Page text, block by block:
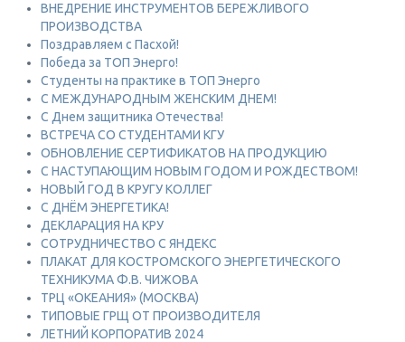
ВНЕДРЕНИЕ ИНСТРУМЕНТОВ БЕРЕЖЛИВОГО
ПРОИЗВОДСТВА
Поздравляем с Пасхой!
Победа за ТОП Энерго!
Студенты на практике в ТОП Энерго
С МЕЖДУНАРОДНЫМ ЖЕНСКИМ ДНЕМ!
С Днем защитника Отечества!
ВСТРЕЧА СО СТУДЕНТАМИ КГУ
ОБНОВЛЕНИЕ СЕРТИФИКАТОВ НА ПРОДУКЦИЮ
С НАСТУПАЮЩИМ НОВЫМ ГОДОМ И РОЖДЕСТВОМ!
НОВЫЙ ГОД В КРУГУ КОЛЛЕГ
С ДНЁМ ЭНЕРГЕТИКА!
ДЕКЛАРАЦИЯ НА КРУ
СОТРУДНИЧЕСТВО С ЯНДЕКС
ПЛАКАТ ДЛЯ КОСТРОМСКОГО ЭНЕРГЕТИЧЕСКОГО
ТЕХНИКУМА Ф.В. ЧИЖОВА
ТРЦ «ОКЕАНИЯ» (МОСКВА)
ТИПОВЫЕ ГРЩ ОТ ПРОИЗВОДИТЕЛЯ
ЛЕТНИЙ КОРПОРАТИВ 2024